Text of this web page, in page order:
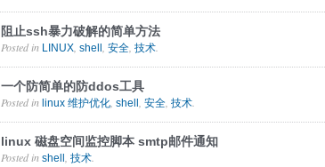
阻止ssh暴力破解的简单方法
Posted in LINUX shell 安全 技术
一个防简单的防ddos工具
Posted in linux 维护优化 shell 安全 技术
linux 磁盘空间监控脚本 smtp邮件通知
Posted in shell 技术